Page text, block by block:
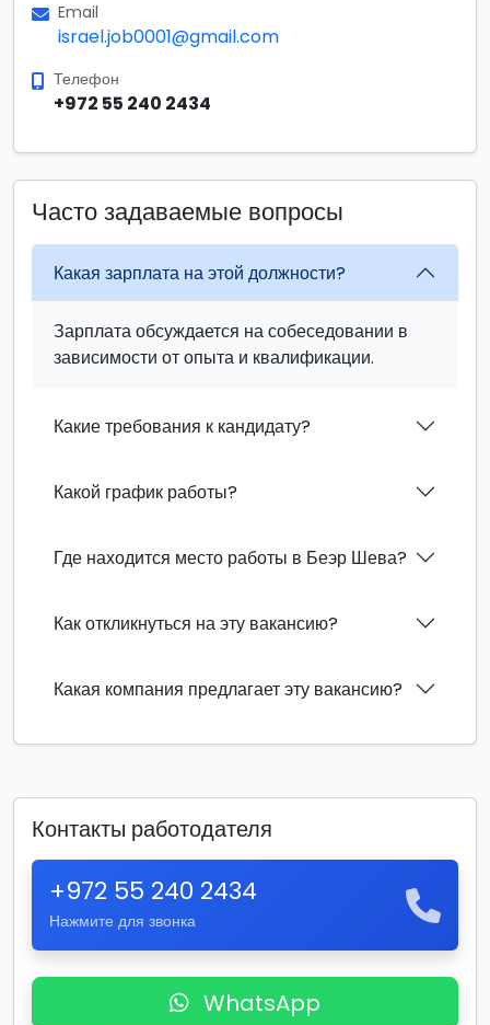
Email
israel.job0001@gmail.com
Телефон
+972 55 240 2434
Часто задаваемые вопросы
Какая зарплата на этой должности?
Зарплата обсуждается на собеседовании в
зависимости от опыта и квалификации.
Какие требования к кандидату?
Какой график работы?
Где находится место работы в Беэр Шева?
Как откликнуться на эту вакансию?
Какая компания предлагает эту вакансию?
Контакты работодателя
+972 55 240 2434
Нажмите для звонка
WhatsApp